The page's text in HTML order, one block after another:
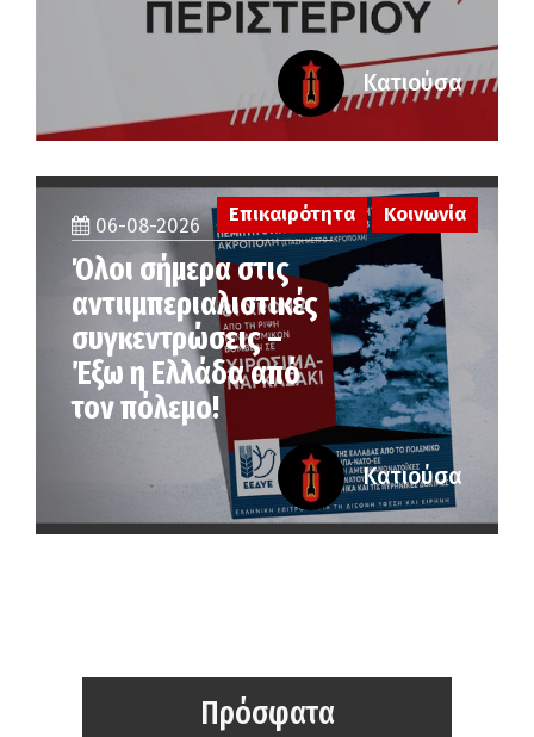
Κατιούσα
06-08-2026
Όλοι σήμερα στις
αντιιμπεριαλιστικές
συγκεντρώσεις –
Έξω η Ελλάδα από
τον πόλεμο!
Επικαιρότητα Κοινωνία
Κατιούσα
Πρόσφατα